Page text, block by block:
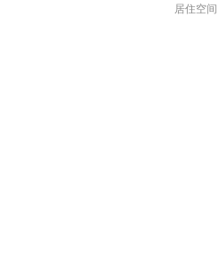
居住空间